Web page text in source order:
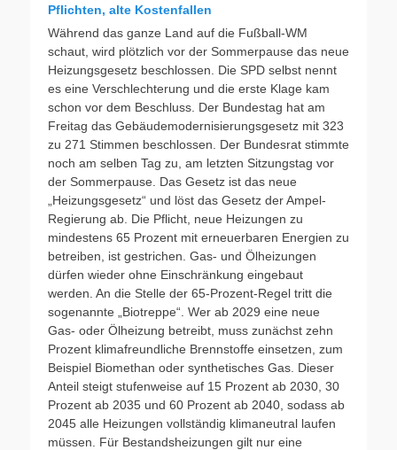
Pflichten, alte Kostenfallen
Während das ganze Land auf die Fußball-WM
schaut, wird plötzlich vor der Sommerpause das neue
Heizungsgesetz beschlossen. Die SPD selbst nennt
es eine Verschlechterung und die erste Klage kam
schon vor dem Beschluss. Der Bundestag hat am
Freitag das Gebäudemodernisierungsgesetz mit 323
zu 271 Stimmen beschlossen. Der Bundesrat stimmte
noch am selben Tag zu, am letzten Sitzungstag vor
der Sommerpause. Das Gesetz ist das neue
„Heizungsgesetz“ und löst das Gesetz der Ampel-
Regierung ab. Die Pflicht, neue Heizungen zu
mindestens 65 Prozent mit erneuerbaren Energien zu
betreiben, ist gestrichen. Gas- und Ölheizungen
dürfen wieder ohne Einschränkung eingebaut
werden. An die Stelle der 65-Prozent-Regel tritt die
sogenannte „Biotreppe“. Wer ab 2029 eine neue
Gas- oder Ölheizung betreibt, muss zunächst zehn
Prozent klimafreundliche Brennstoffe einsetzen, zum
Beispiel Biomethan oder synthetisches Gas. Dieser
Anteil steigt stufenweise auf 15 Prozent ab 2030, 30
Prozent ab 2035 und 60 Prozent ab 2040, sodass ab
2045 alle Heizungen vollständig klimaneutral laufen
müssen. Für Bestandsheizungen gilt nur eine